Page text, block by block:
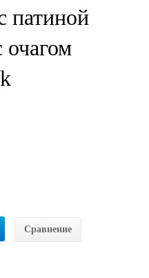
патиной
Сравнение